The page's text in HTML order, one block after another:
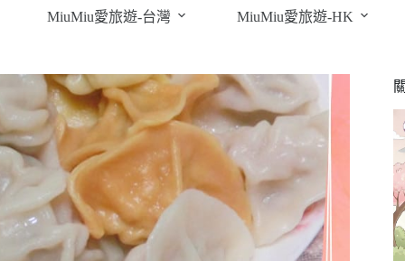
MiuMiu愛旅遊-台灣 MiuMiu愛旅遊-HK